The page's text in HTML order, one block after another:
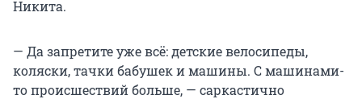
Никита.
— Да запретите уже всё: детские велосипеды,
коляски, тачки бабушек и машины. С машинами-
то происшествий больше, — саркастично